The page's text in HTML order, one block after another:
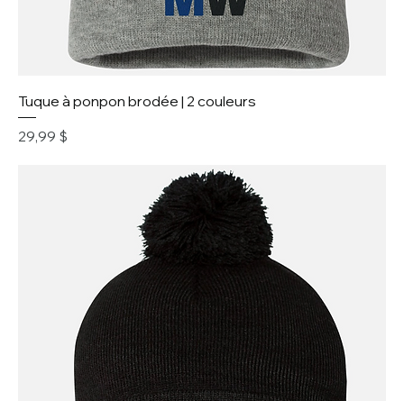
Tuque à ponpon brodée | 2 couleurs
Prix
29,99 $